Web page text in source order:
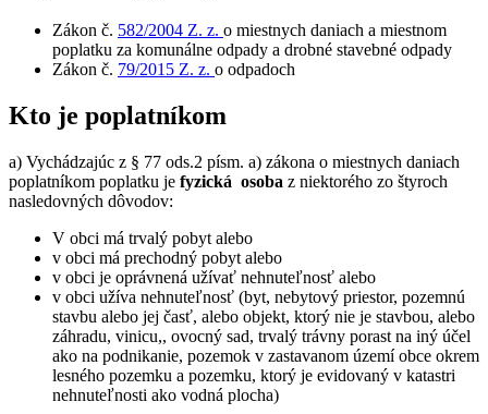
Zákon č. 582/2004 Z. z. o miestnych daniach a miestnom
poplatku za komunálne odpady a drobné stavebné odpady
Zákon č. 79/2015 Z. z. o odpadoch
Kto je poplatníkom
a) Vychádzajúc z § 77 ods.2 písm. a) zákona o miestnych daniach
poplatníkom poplatku je fyzická osoba z niektorého zo štyroch
nasledovných dôvodov:
V obci má trvalý pobyt alebo
v obci má prechodný pobyt alebo
v obci je oprávnená užívať nehnuteľnosť alebo
v obci užíva nehnuteľnosť (byt, nebytový priestor, pozemnú
stavbu alebo jej časť, alebo objekt, ktorý nie je stavbou, alebo
záhradu, vinicu,, ovocný sad, trvalý trávny porast na iný účel
ako na podnikanie, pozemok v zastavanom území obce okrem
lesného pozemku a pozemku, ktorý je evidovaný v katastri
nehnuteľnosti ako vodná plocha)